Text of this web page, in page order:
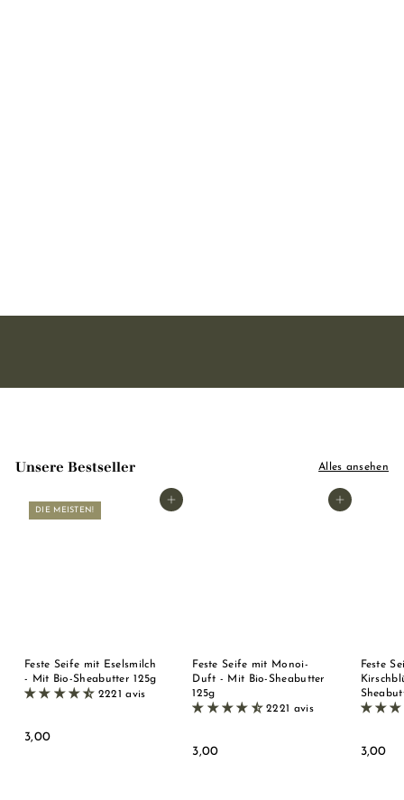
Unsere Bestseller Alles ansehen
In den Warenkorb legen
DIE MEISTEN!
Feste Seife mit Eselsmilch
- Mit Bio-Sheabutter 125g
2221 avis
3,003
In den Warenkorb legen
Feste Seife mit Monoi-
Duft - Mit Bio-Sheabutter
125g
2221 avis
3,003
Feste
3,003